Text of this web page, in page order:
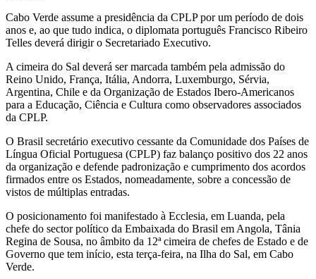
Cabo Verde assume a presidência da CPLP por um período de dois
anos e, ao que tudo indica, o diplomata português Francisco Ribeiro
Telles deverá dirigir o Secretariado Executivo.
A cimeira do Sal deverá ser marcada também pela admissão do
Reino Unido, França, Itália, Andorra, Luxemburgo, Sérvia,
Argentina, Chile e da Organização de Estados Ibero-Americanos
para a Educação, Ciência e Cultura como observadores associados
da CPLP.
O Brasil secretário executivo cessante da Comunidade dos Países de
Língua Oficial Portuguesa (CPLP) faz balanço positivo dos 22 anos
da organização e defende padronização e cumprimento dos acordos
firmados entre os Estados, nomeadamente, sobre a concessão de
vistos de múltiplas entradas.
O posicionamento foi manifestado à Ecclesia, em Luanda, pela
chefe do sector político da Embaixada do Brasil em Angola, Tânia
Regina de Sousa, no âmbito da 12ª cimeira de chefes de Estado e de
Governo que tem início, esta terça-feira, na Ilha do Sal, em Cabo
Verde.